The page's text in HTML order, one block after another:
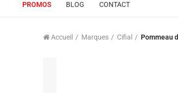
PROMOS BLOG CONTACT
Accueil Marques Cifial Pommeau